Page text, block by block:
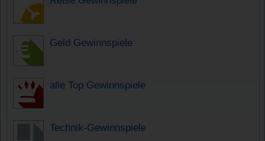
Geld Gewinnspiele
alle Top Gewinnspiele
Technik-Gewinnspiele